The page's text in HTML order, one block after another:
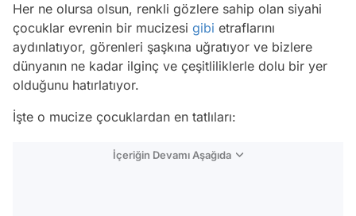
Her ne olursa olsun, renkli gözlere sahip olan siyahi
çocuklar evrenin bir mucizesi gibi etraflarını
aydınlatıyor, görenleri şaşkına uğratıyor ve bizlere
dünyanın ne kadar ilginç ve çeşitliliklerle dolu bir yer
olduğunu hatırlatıyor.
İşte o mucize çocuklardan en tatlıları:
İçeriğin Devamı Aşağıda